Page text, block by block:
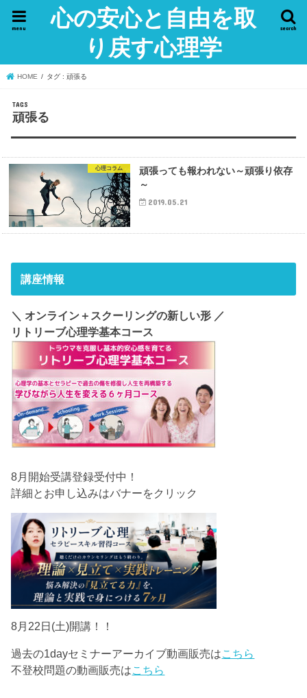
心の安心と自由を取
り戻す心理学
search
menu
HOME タグ : 頑張る
頑張る
心理コラム
頑張っても報われない～頑張り依存
～
2019.05.21
講座情報
＼ オンライン＋スクーリングの新しい形 ／
リトリーブ心理学基本コース
8月開始受講登録受付中！
詳細とお申し込みはバナーをクリック
8月22日(土)開講！！
過去の1dayセミナーアーカイブ動画販売はこちら
不登校問題の動画販売はこちら